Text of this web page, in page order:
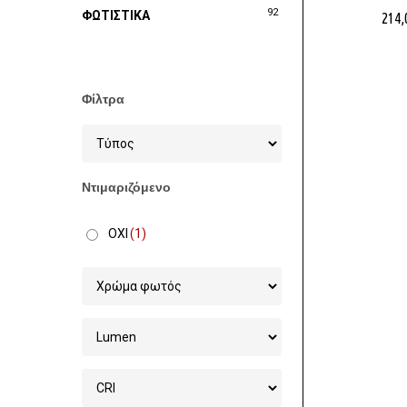
ΦΩΤΙΣΤΙΚΑ 92
Φίλτρα
Ντιμαριζόμενο
ΟΧΙ (1)